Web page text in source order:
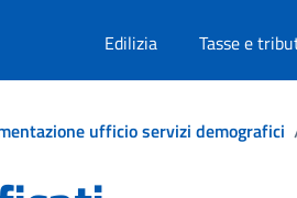
Edilizia Tasse e
ufficio servizi demografici